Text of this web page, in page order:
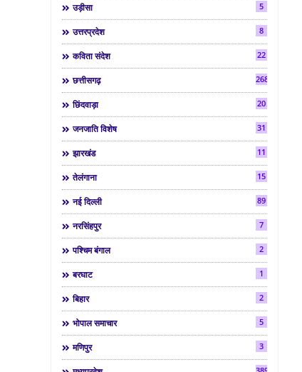
उड़ीसा 5
उत्तरप्रदेश 8
कविता संदेश 22
छत्तीसगढ़ 268
छिंदवाड़ा 20
जनजाति विशेष 31
झारखंड 11
तेलंगाना 15
नई दिल्ली 89
नरसिंहपुर 7
पश्चिम बंगाल 2
बरघाट 1
बिहार 2
भोपाल समाचार 5
मणिपुर 3